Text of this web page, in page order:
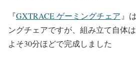
『GXTRACE ゲーミングチェア』
ングチェアですが、組み立て自体
よそ30分ほどで完成しました